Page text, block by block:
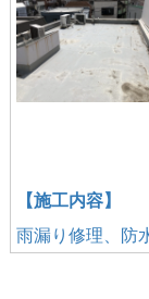
【施工内容】
雨漏り修理、防